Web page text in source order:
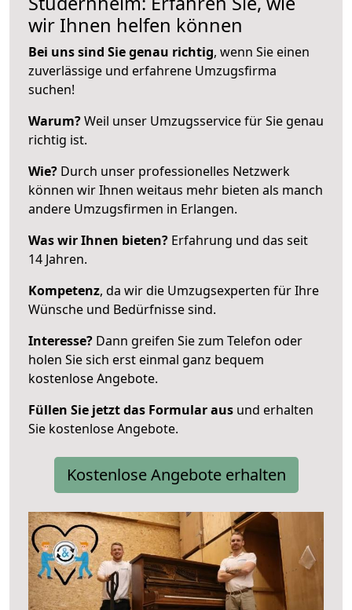
wir Ihnen helfen können
Bei uns sind Sie genau richtig, wenn Sie einen
zuverlässige und erfahrene Umzugsfirma
suchen!
Warum?Weil unser Umzugsservice für Sie genau
richtig ist.
Wie? Durch unser professionelles Netzwerk
können wir Ihnen weitaus mehr bieten als manch
andere Umzugsfirmen in Erlangen.
Was wir Ihnen bieten? Erfahrung und das seit
14 Jahren.
Kompetenz, da wir die Umzugsexperten für Ihre
Wünsche und Bedürfnisse sind.
Interesse? Dann greifen Sie zum Telefon oder
holen Sie sich erst einmal ganz bequem
kostenlose Angebote.
Füllen Sie jetzt das Formular aus und erhalten
Sie kostenlose Angebote.
Kostenlose Angebote erhalten